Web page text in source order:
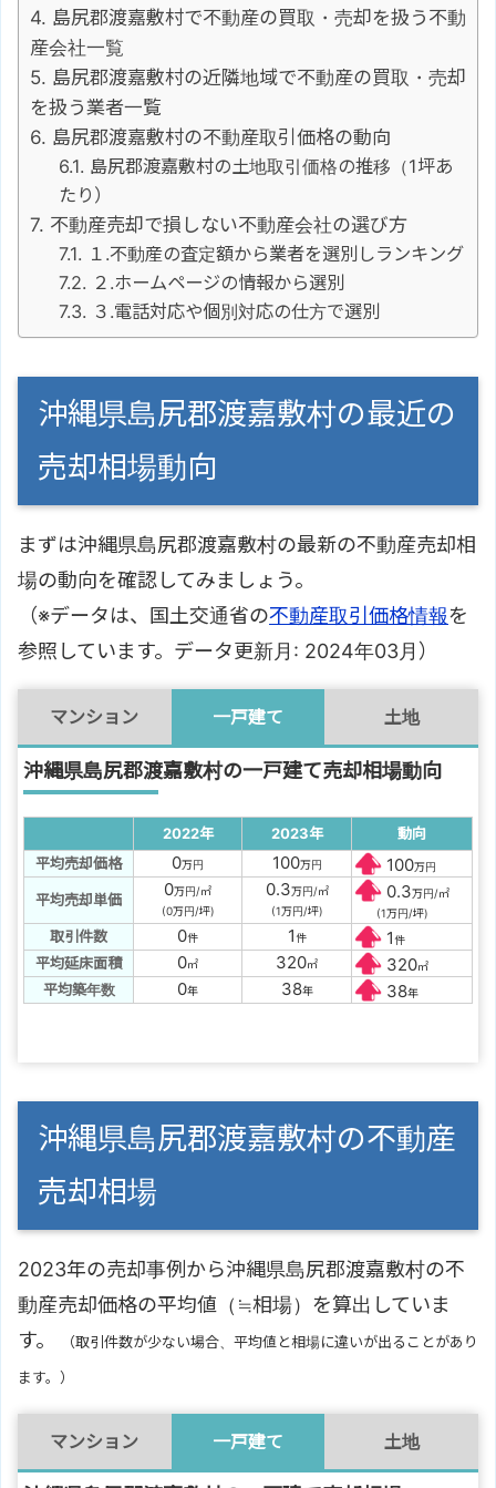
島尻郡渡嘉敷村で不動産の買取・売却を扱う不動
産会社一覧
島尻郡渡嘉敷村の近隣地域で不動産の買取・売却
を扱う業者一覧
島尻郡渡嘉敷村の不動産取引価格の動向
島尻郡渡嘉敷村の土地取引価格の推移（1坪あ
たり）
不動産売却で損しない不動産会社の選び方
１.不動産の査定額から業者を選別しランキング
２.ホームページの情報から選別
３.電話対応や個別対応の仕方で選別
沖縄県島尻郡渡嘉敷村の最近の
売却相場動向
まずは沖縄県島尻郡渡嘉敷村の最新の不動産売却相
場の動向を確認してみましょう。
（※データは、国土交通省の不動産取引価格情報を
参照しています。データ更新月: 2024年03月）
マンション 一戸建て 土地
沖縄県島尻郡渡嘉敷村の一戸建て売却相場動向
2022年 2023年
動向
平均売却価格
0万円 100万円 100万円
平均売却単価 0万円/㎡
(0万円/坪)
0.3万円/㎡
(1万円/坪)
0.3万円/㎡
(1万円/坪)
取引件数 0件 1件 1件
平均延床面積 0㎡ 320㎡ 320㎡
平均築年数 0年 38年 38年
沖縄県島尻郡渡嘉敷村の不動産
売却相場
2023年の売却事例から沖縄県島尻郡渡嘉敷村の不
動産売却価格の平均値（≒相場）を算出していま
す。
（取引件数が少ない場合、平均値と相場に違いが出ることがあり
ます。）
マンション 一戸建て 土地